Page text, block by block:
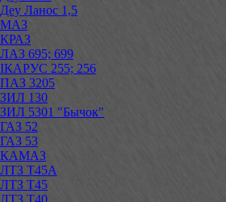
Деу Ланос 1,5
МАЗ
КРАЗ
ЛАЗ 695; 699
ІКАРУС 255; 256
ПАЗ 3205
ЗИЛ 130
ЗИЛ 5301 "Бычок"
ГАЗ 52
ГАЗ 53
КАМАЗ
ЛТЗ Т45А
ЛТЗ Т45
ЛТЗ Т40